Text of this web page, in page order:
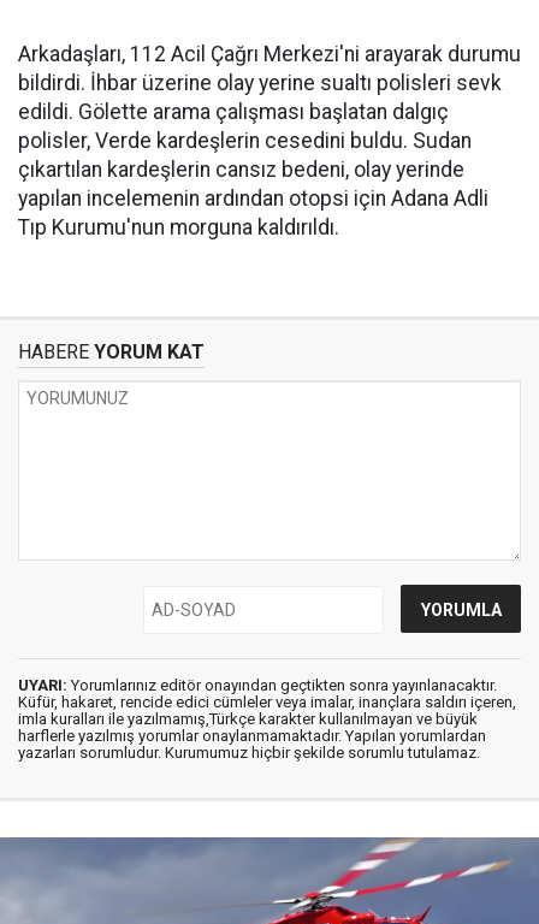
Arkadaşları, 112 Acil Çağrı Merkezi'ni arayarak durumu
bildirdi. İhbar üzerine olay yerine sualtı polisleri sevk
edildi. Gölette arama çalışması başlatan dalgıç
polisler, Verde kardeşlerin cesedini buldu. Sudan
çıkartılan kardeşlerin cansız bedeni, olay yerinde
yapılan incelemenin ardından otopsi için Adana Adli
Tıp Kurumu'nun morguna kaldırıldı.
HABERE YORUM KAT
UYARI: Yorumlarınız editör onayından geçtikten sonra yayınlanacaktır.
Küfür, hakaret, rencide edici cümleler veya imalar, inançlara saldırı içeren,
imla kuralları ile yazılmamış,Türkçe karakter kullanılmayan ve büyük
harflerle yazılmış yorumlar onaylanmamaktadır. Yapılan yorumlardan
yazarları sorumludur. Kurumumuz hiçbir şekilde sorumlu tutulamaz.